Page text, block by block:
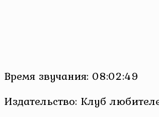
Время звучания: 08:02:49
Издательство: Клуб